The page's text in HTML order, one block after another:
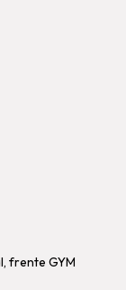
frente GYM